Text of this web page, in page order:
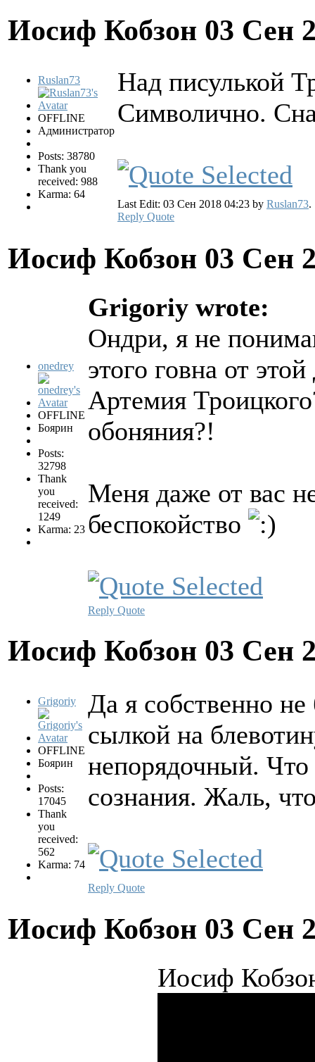
Иосиф Кобзон 03 Сен
Ruslan73
OFFLINE
Администратор
Posts: 38780
Thank you
received: 988
Karma: 64
Над писулькой
Символично.
Last Edit: 03 Сен 2018 04:23 by Ruslan73.
Reply Quote
Иосиф Кобзон 03 Сен
onedrey
OFFLINE
Боярин
Posts:
32798
Thank
you
received:
1249
Karma: 23
Grigoriy wrote:
Ондри, я не
этого говна от
Артемия
обоняния?!
Меня даже от вас
беспокойство
Reply Quote
Иосиф Кобзон 03 Сен
Grigoriy
OFFLINE
Боярин
Posts:
17045
Thank
you
received:
562
Karma: 74
Да я собственно
сылкой на
непорядочный.
сознания. Жаль,
Reply Quote
Иосиф Кобзон 03 Сен
Иосиф